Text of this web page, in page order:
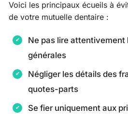
Voici les principaux écueils à
de votre mutuelle dentaire :
Ne pas lire attentivement
générales
Négliger les détails des
quotes-parts
Se fier uniquement aux